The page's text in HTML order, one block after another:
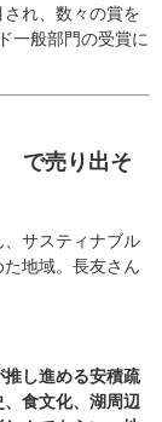
れ、数々の賞を
一般部門の受賞に
で売り出そ
サスティナブル
地域。長友さん
推し進める安積疏
食文化、湖周辺